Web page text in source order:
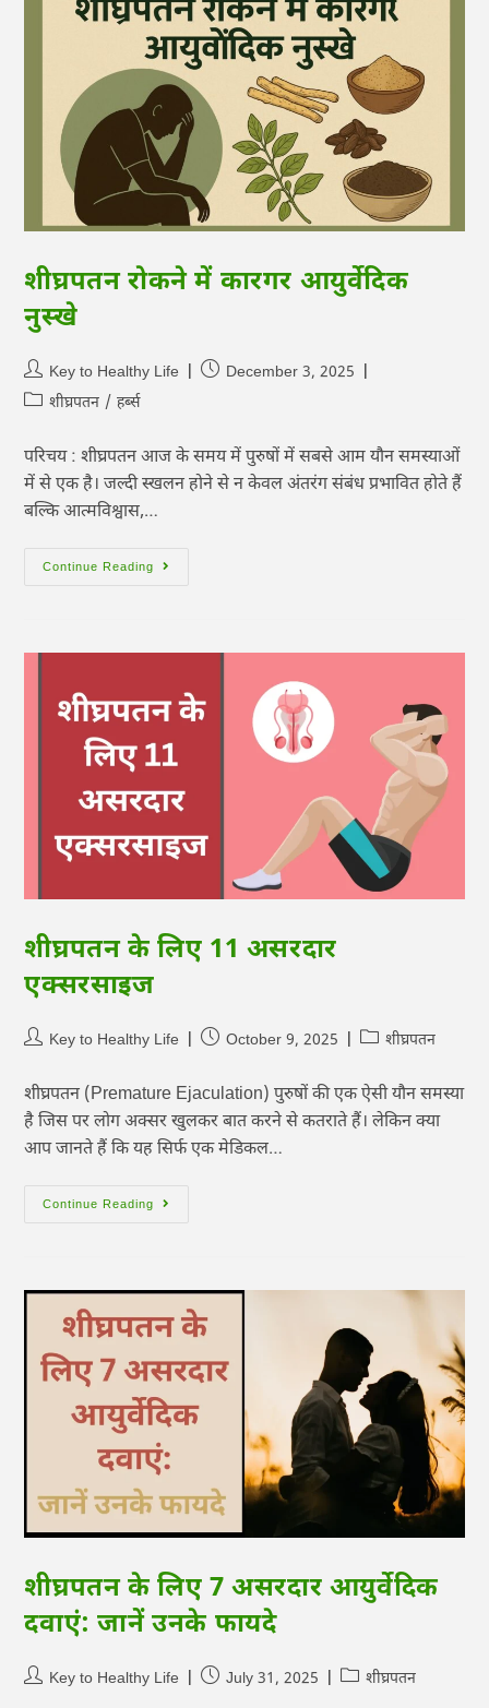
शीघ्रपतन रोकने में कारगर आयुर्वेदिक
नुस्खे
Key to Healthy Life
December 3, 2025
शीघ्रपतन / हर्ब्स
परिचय : शीघ्रपतन आज के समय में पुरुषों में सबसे आम यौन समस्याओं
में से एक है। जल्दी स्खलन होने से न केवल अंतरंग संबंध प्रभावित होते हैं
बल्कि आत्मविश्वास,…
Continue Reading
शीघ्रपतन के लिए 11 असरदार
एक्सरसाइज
Key to Healthy Life October 9, 2025 शीघ्रपतन
शीघ्रपतन (Premature Ejaculation) पुरुषों की एक ऐसी यौन समस्या
है जिस पर लोग अक्सर खुलकर बात करने से कतराते हैं। लेकिन क्या
आप जानते हैं कि यह सिर्फ एक मेडिकल…
Continue Reading
शीघ्रपतन के लिए 7 असरदार आयुर्वेदिक
दवाएं: जानें उनके फायदे
Key to Healthy Life July 31, 2025 शीघ्रपतन